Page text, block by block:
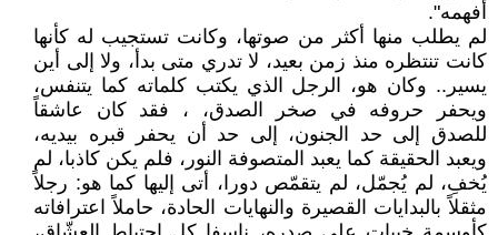
أفهمه".
لم يطلب منها أكثر من صوتها، وكانت تستجيب له كأنها
كانت تنتظره منذ زمن بعيد، لا تدري متى بدأ، ولا إلى أين
يسير.. وكان هو، الرجل الذي يكتب كلماته كما يتنفس،
ويحفر حروفه في صخر الصدق، ، فقد كان عاشقاً
للصدق إلى حد الجنون، إلى حد أن يحفر قبره بيديه،
ويعبد الحقيقة كما يعبد المتصوفة النور، فلم يكن كاذبا، لم
يُخفِ، لم يُجمّل، لم يتقمّص دورا، أتى إليها كما هو: رجلاً
مثقلاً بالبدايات القصيرة والنهايات الحادة، حاملاً اعترافاته